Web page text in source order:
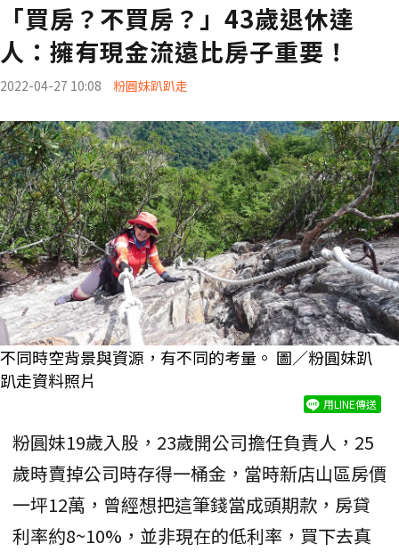
「買房？不買房？」43歲退休達
人：擁有現金流遠比房子重要！
2022-04-27 10:08 粉圓妹趴趴走
不同時空背景與資源，有不同的考量。 圖／粉圓妹趴
趴走資料照片
用LINE傳送
粉圓妹19歲入股，23歲開公司擔任負責人，25
歲時賣掉公司時存得一桶金，當時新店山區房價
一坪12萬，曾經想把這筆錢當成頭期款，房貸
利率約8~10%，並非現在的低利率，買下去真